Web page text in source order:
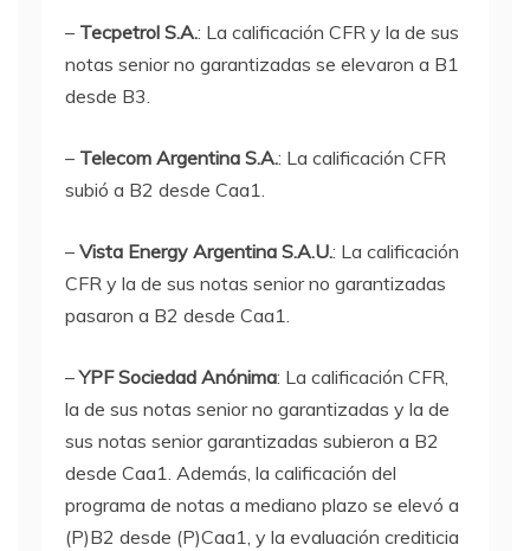
– Tecpetrol S.A.: La calificación CFR y la de sus
notas senior no garantizadas se elevaron a B1
desde B3.
– Telecom Argentina S.A.: La calificación CFR
subió a B2 desde Caa1.
– Vista Energy Argentina S.A.U.: La calificación
CFR y la de sus notas senior no garantizadas
pasaron a B2 desde Caa1.
–YPF Sociedad Anónima: La calificación CFR,
la de sus notas senior no garantizadas y la de
sus notas senior garantizadas subieron a B2
desde Caa1. Además, la calificación del
programa de notas a mediano plazo se elevó a
(P)B2 desde (P)Caa1, y la evaluación crediticia